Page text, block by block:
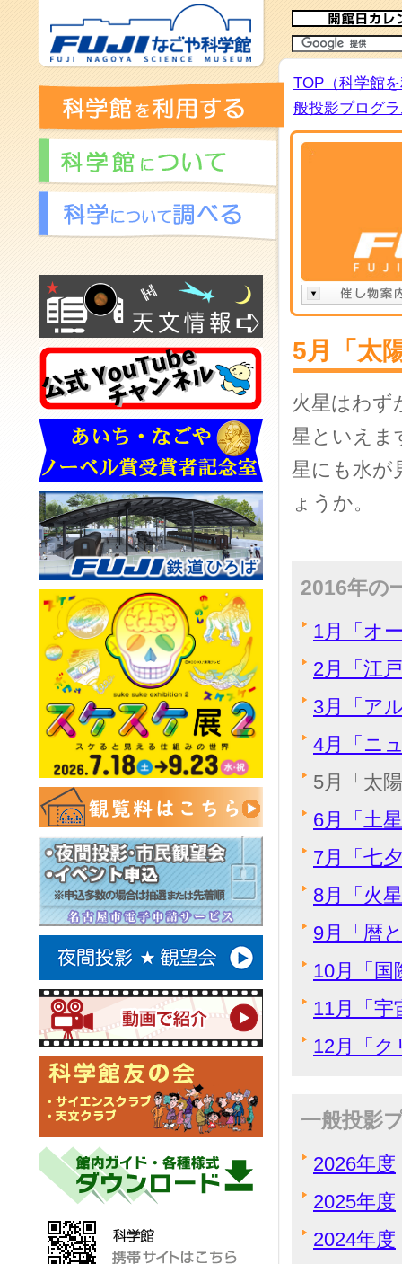
TOP（科学館
般投影プログ
5月「太
火星はわず
星といえま
星にも水が
ょうか。
2016年の
1月「オ
2月「江
3月「ア
4月「ニ
5月「太
6月「土
7月「七
8月「火
9月「暦
10月「国
11月「宇
12月「
一般投影
2026年度
2025年度
2024年度